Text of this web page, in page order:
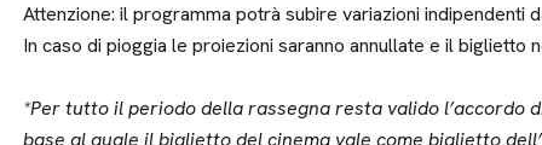
Attenzione: il programma potrà subire variazioni indipendenti
In caso di pioggia le proiezioni saranno annullate e il biglietto
*Per tutto il periodo della rassegna resta valido l’accordo
base al quale il biglietto del cinema vale come biglietto